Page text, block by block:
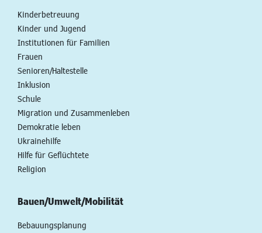
Kinderbetreuung
Kinder und Jugend
Institutionen für Familien
Frauen
Senioren/Haltestelle
Inklusion
Schule
Migration und Zusammenleben
Demokratie leben
Ukrainehilfe
Hilfe für Geflüchtete
Religion
Bauen/Umwelt/Mobilität
Bebauungsplanung